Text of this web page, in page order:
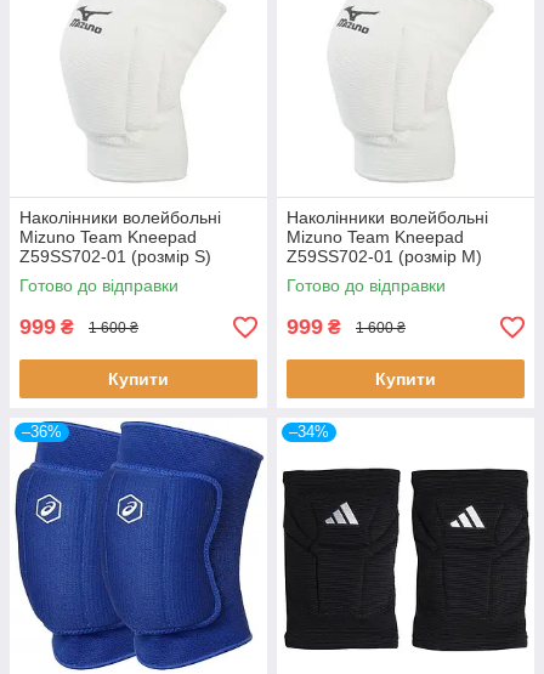
Наколінники волейбольні
Mizuno Team Kneepad
Z59SS702-01 (розмір S)
Готово до відправки
999 ₴ 1 600 ₴
Купити
Наколінники волейбольні
Mizuno Team Kneepad
Z59SS702-01 (розмір М)
Готово до відправки
999 ₴ 1 600 ₴
Купити
–36% –34%